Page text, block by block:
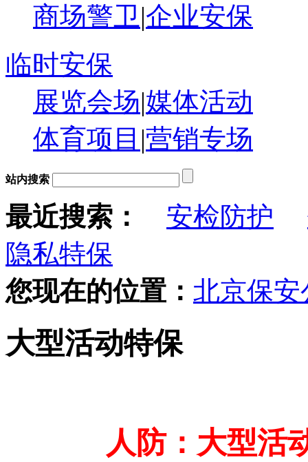
商场警卫 |企业安保
临时安保
展览会场|媒体活动
体育项目 |营销专场
站内搜索
最近搜索： 安检防护
隐私特保
您现在的位置： 北京保安
大型活动特保
人防：大型活